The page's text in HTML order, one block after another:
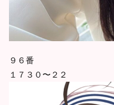
９６番
１７３０〜２２